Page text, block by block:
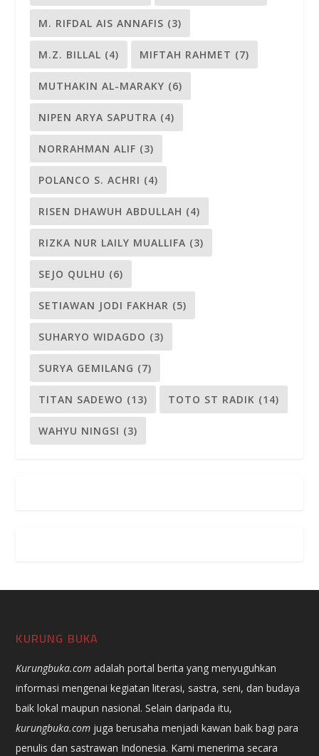
M. RIFDAL AIS ANNAFIS (3)
M.Z. BILLAL (4) MIFTAH RAHMET (7)
MUTHAKIN AL-MARAKY (6)
NIPEN ARYA SAPUTRA (4)
NORRAHMAN ALIF (3)
POLANCO S. ACHRI (4)
RISEN DHAWUH ABDULLAH (4)
RIZKA NUR LAILY MUALLIFA (3)
SEJO QULHU (6)
SETIAWAN JODI FAKHAR (5)
SUHARYO WIDAGDO (3)
SURYA GEMILANG (7)
TITAN SADEWO (13) TOTO ST RADIK (14)
WAHYU NINGSI (3)
KURUNG BUKA
Kurungbuka.com adalah portal berita yang menyuguhkan
informasi mengenai kegiatan literasi, sastra, seni, dan budaya
baik lokal maupun nasional. Selain daripada itu,
kurungbuka.com juga berusaha menjadi kawan baik bagi para
penulis dan sastrawan Indonesia. Kami menerima secara